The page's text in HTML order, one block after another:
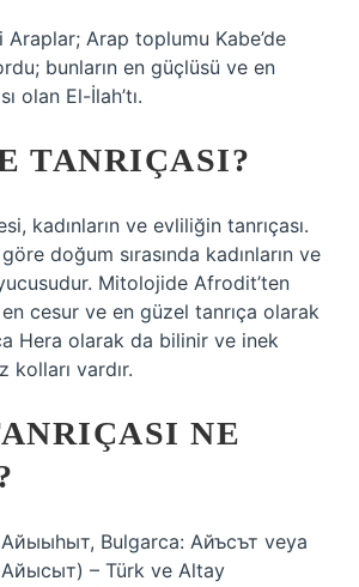
Arap toplumu Kabe’de
bunların en güçlüsü ve en
olan El-İlah’tı.
TANRIÇASI?
kadınların ve evliliğin tanrıçası.
doğum sırasında kadınların ve
Mitolojide Afrodit’ten
cesur ve en güzel tanrıça olarak
Hera olarak da bilinir ve inek
kolları vardır.
NE
Bulgarca: Айъсът veya
Айысыт) – Türk ve Altay